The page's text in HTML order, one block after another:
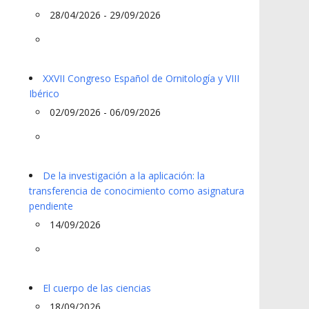
28/04/2026 - 29/09/2026
XXVII Congreso Español de Ornitología y VIII
Ibérico
02/09/2026 - 06/09/2026
De la investigación a la aplicación: la
transferencia de conocimiento como asignatura
pendiente
14/09/2026
El cuerpo de las ciencias
18/09/2026